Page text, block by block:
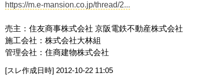
https://m.e-mansion.co.jp/thread/2...
売主：住友商事株式会社 京阪電鉄不動産株式会社
施工会社：株式会社大林組
管理会社：住商建物株式会社
[スレ作成日時] 2012-10-22 11:05